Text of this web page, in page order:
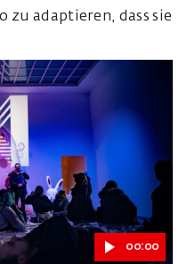
zu adaptieren, dass sie
00:00